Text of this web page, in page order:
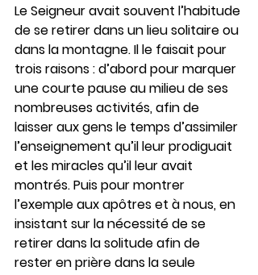
Le Seigneur avait souvent l’habitude
de se retirer dans un lieu solitaire ou
dans la montagne. Il le faisait pour
trois raisons : d’abord pour marquer
une courte pause au milieu de ses
nombreuses activités, afin de
laisser aux gens le temps d’assimiler
l’enseignement qu’il leur prodiguait
et les miracles qu’il leur avait
montrés. Puis pour montrer
l’exemple aux apôtres et à nous, en
insistant sur la nécessité de se
retirer dans la solitude afin de
rester en prière dans la seule